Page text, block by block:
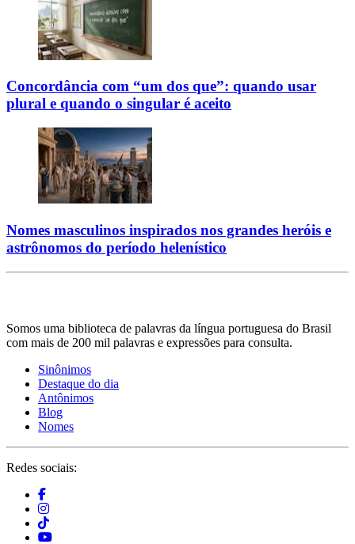
Concordância com “um dos que”: quando usar
plural e quando o singular é aceito
Nomes masculinos inspirados nos grandes heróis e
astrônomos do período helenístico
Somos uma biblioteca de palavras da língua portuguesa do Brasil
com mais de 200 mil palavras e expressões para consulta.
Sinônimos
Destaque do dia
Antônimos
Blog
Nomes
Redes sociais: